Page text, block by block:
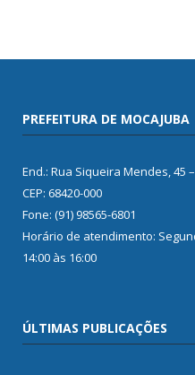
PREFEITURA DE MOCAJUBA
End.: Rua Siqueira Mendes, 45
CEP: 68420-000
Fone: (91) 98565-6801
Horário de atendimento:
14:00 às 16:00
ÚLTIMAS PUBLICAÇÕES